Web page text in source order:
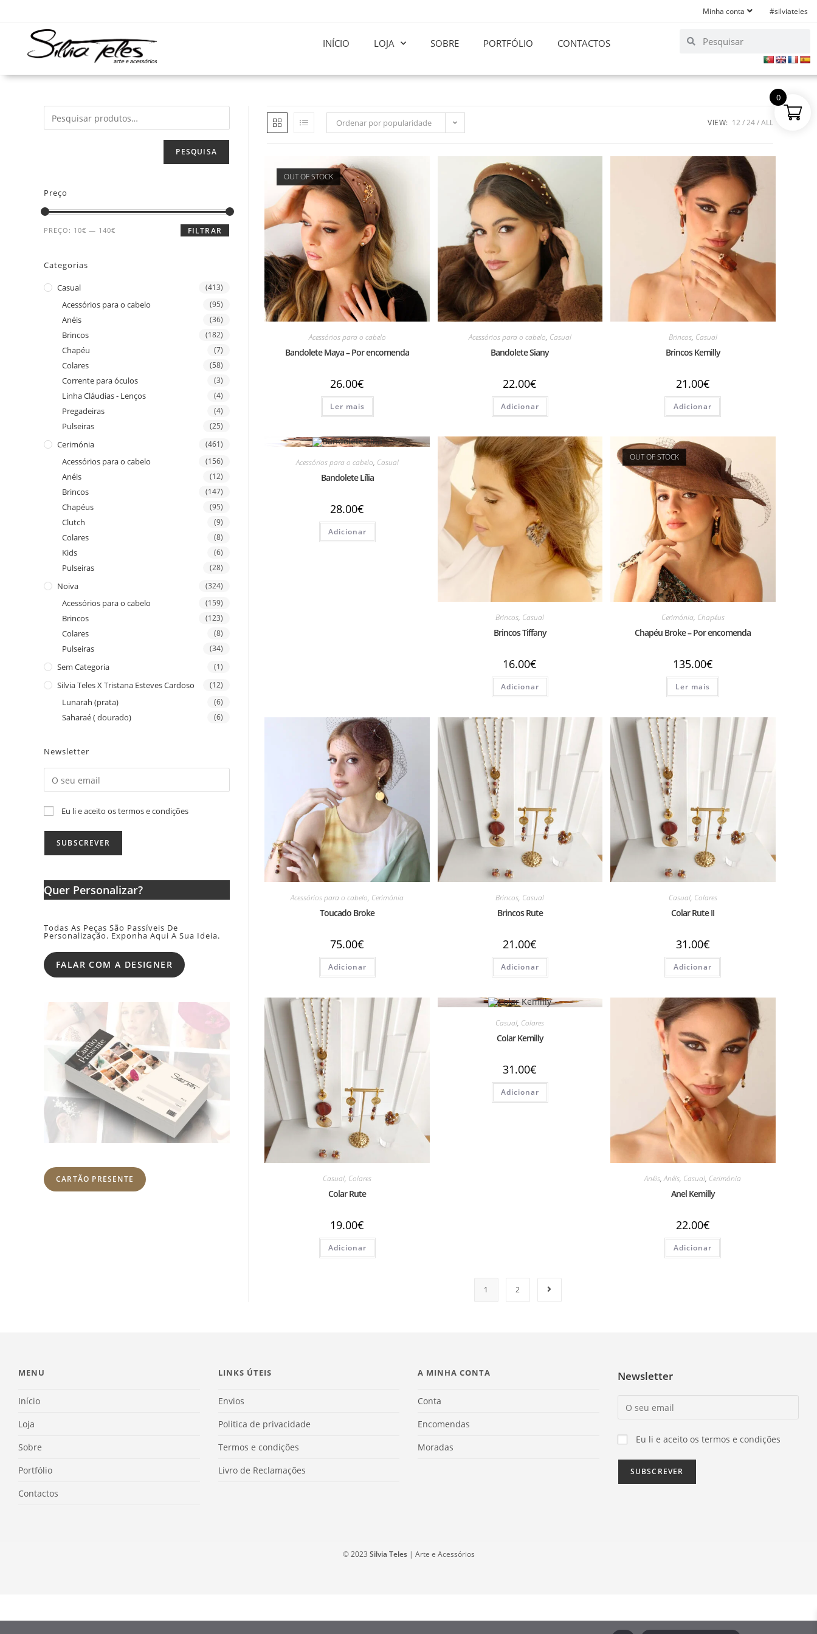
Minha conta #silviateles
INÍCIO LOJA SOBRE PORTFÓLIO CONTACTOS
Ordenar por popularidade VIEW: 12 24 ALL
OUT OF STOCK
Acessórios para o cabelo
Bandolete Maya – Por encomenda
26.00€
Ler mais
Acessórios para o cabelo, Casual
Bandolete Siany
22.00€
Adicionar
Brincos, Casual
Brincos Kemilly
21.00€
Adicionar
Acessórios para o cabelo, Casual
Bandolete Lília
28.00€
Adicionar
Brincos, Casual
Brincos Tiffany
16.00€
Adicionar
OUT OF STOCK
Cerimónia, Chapéus
Chapéu Broke – Por encomenda
135.00€
Ler mais
Acessórios para o cabelo, Cerimónia
Toucado Broke
75.00€
Adicionar
Brincos, Casual
Brincos Rute
21.00€
Adicionar
Casual, Colares
Colar Rute II
31.00€
Adicionar
Casual, Colares
Colar Rute
19.00€
Adicionar
Casual, Colares
Colar Kemilly
31.00€
Adicionar
Anéis,Anéis, Casual, Cerimónia
Anel Kemilly
22.00€
Adicionar
1 2
PESQUISA
Preço
FILTRAR
PREÇO: 10€ — 140€
Categorias
Casual (413)
Acessórios para o cabelo (95)
Anéis (36)
Brincos (182)
Chapéu (7)
Colares (58)
Corrente para óculos (3)
Linha Cláudias - Lenços (4)
Pregadeiras (4)
Pulseiras (25)
Cerimónia (461)
Acessórios para o cabelo (156)
Anéis (12)
Brincos (147)
Chapéus (95)
Clutch (9)
Colares (8)
Kids (6)
Pulseiras (28)
Noiva (324)
Acessórios para o cabelo (159)
Brincos (123)
Colares (8)
Pulseiras (34)
Sem Categoria (1)
Silvia Teles X Tristana Esteves Cardoso (12)
Lunarah (prata) (6)
Saharaé ( dourado) (6)
Newsletter
Eu li e aceito os termos e condições
Quer Personalizar?
Todas As Peças São Passíveis De
Personalização. Exponha Aqui A Sua Ideia.
FALAR COM A DESIGNER
CARTÃO PRESENTE
MENU
Início
Loja
Sobre
Portfólio
Contactos
LINKS ÚTEIS
Envios
Politica de privacidade
Termos e condições
Livro de Reclamações
A MINHA CONTA
Conta
Encomendas
Moradas
Newsletter
Eu li e aceito os termos e condições
© 2023 Silvia Teles| Arte e Acessórios
0